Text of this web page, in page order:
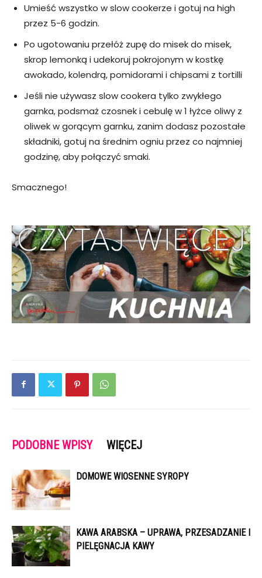
Umieść wszystko w slow cookerze i gotuj na high
przez 5-6 godzin.
Po ugotowaniu przełóż zupę do misek do misek,
skrop lemonką i udekoruj pokrojonym w kostkę
awokado, kolendrą, pomidorami i chipsami z tortilli
Jeśli nie używasz slow cookera tylko zwykłego
garnka, podsmaż czosnek i cebulę w 1 łyżce oliwy z
oliwek w gorącym garnku, zanim dodasz pozostałe
składniki, gotuj na średnim ogniu przez co najmniej
godzinę, aby połączyć smaki.
Smacznego!
PODOBNE WPISY WIĘCEJ
DOMOWE WIOSENNE SYROPY
KAWA ARABSKA – UPRAWA, PRZESADZANIE I
PIELĘGNACJA KAWY